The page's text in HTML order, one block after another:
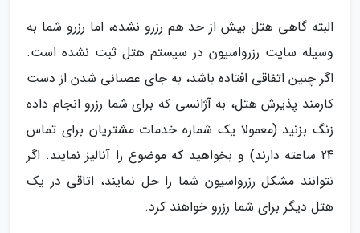
البته گاهی هتل بیش از حد هم رزرو نشده، اما رزرو شما به
وسیله سایت رزرواسیون در سیستم هتل ثبت نشده است.
اگر چنین اتفاقی افتاده باشد، به جای عصبانی شدن از دست
کارمند پذیرش هتل، به آژانسی که برای شما رزرو انجام داده
زنگ بزنید (معمولا یک شماره خدمات مشتریان برای تماس
24 ساعته دارند) و بخواهید که موضوع را آنالیز نمایند. اگر
نتوانند مشکل رزرواسیون شما را حل نمایند، اتاقی در یک
هتل دیگر برای شما رزرو خواهند کرد.